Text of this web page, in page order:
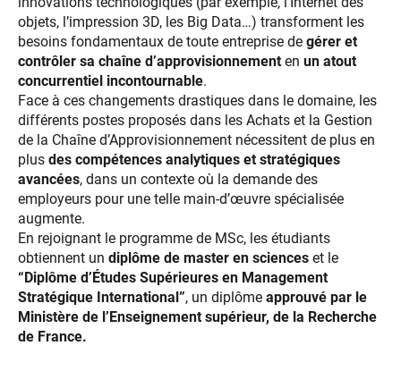
objets, l’impression 3D, les Big Data…) transforment les
besoins fondamentaux de toute entreprise de gérer et
contrôler sa chaîne d’approvisionnement en un atout
concurrentiel incontournable.
Face à ces changements drastiques dans le domaine, les
différents postes proposés dans les Achats et la Gestion
de la Chaîne d’Approvisionnement nécessitent de plus en
plus des compétences analytiques et stratégiques
avancées, dans un contexte où la demande des
employeurs pour une telle main-d’œuvre spécialisée
augmente.
En rejoignant le programme de MSc, les étudiants
obtiennent un diplôme de master en sciences et le
“Diplôme d’Études Supérieures en Management
Stratégique International”, un diplôme approuvé par le
Ministère de l’Enseignement supérieur, de la Recherche
de France.